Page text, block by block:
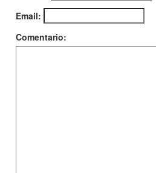
Email:
Comentario: